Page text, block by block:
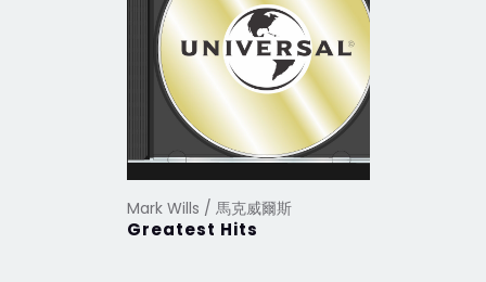
Mark Wills / 馬克威爾斯
Greatest Hits